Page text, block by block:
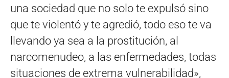
una sociedad que no solo te expulsó sino
que te violentó y te agredió, todo eso te va
llevando ya sea a la prostitución, al
narcomenudeo, a las enfermedades, todas
situaciones de extrema vulnerabilidad»,